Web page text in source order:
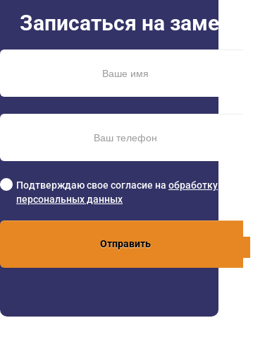
Записаться на замер
Подтверждаю свое согласие на обработку
персональных данных
Отправить